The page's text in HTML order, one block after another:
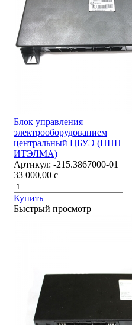
Блок управления
электрооборудованием
центральный ЦБУЭ (НПП
ИТЭЛМА)
Артикул: -215.3867000-01
33 000,00 c
Купить
Быстрый просмотр